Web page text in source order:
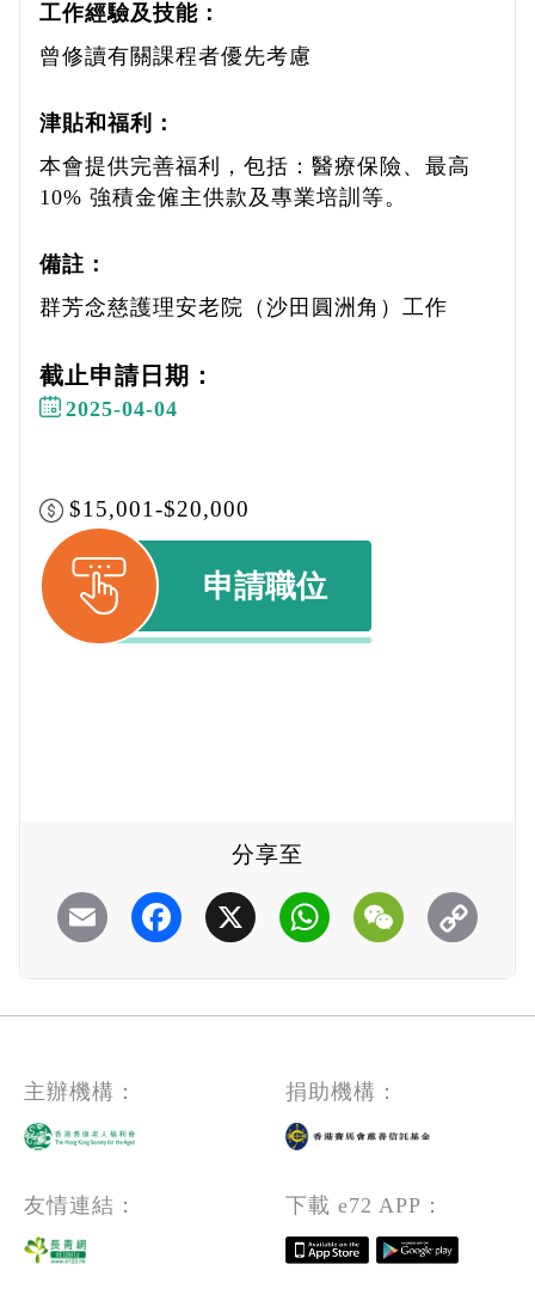
工作經驗及技能：
曾修讀有關課程者優先考慮
津貼和福利：
本會提供完善福利，包括：醫療保險、最高
10% 強積金僱主供款及專業培訓等。
備註：
群芳念慈護理安老院（沙田圓洲角）工作
截止申請日期：
2025-04-04
$15,001-$20,000
申請職位
分享至
Email Facebook
X WhatsAppWeChat
主辦機構： 捐助機構：
友情連結： 下載 e72 APP：